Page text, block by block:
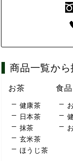
商品一覧から
お茶
健康茶
日本茶
抹茶
玄米茶
ほうじ茶
食品